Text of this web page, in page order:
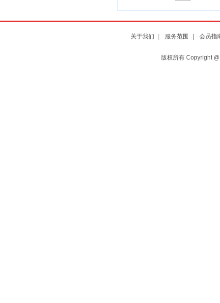
关于我们 服务范围 会员指
版权所有 Copyright